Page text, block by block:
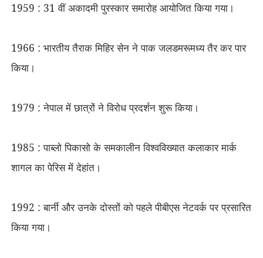
1959 : 31 वीं अकादमी पुरस्कार समारोह आयोजित किया गया।
1966 : भारतीय तैराक मिहिर सेन ने पाक जलडमरूमध्य तैर कर पार
किया।
1979 : नेपाल में छात्रों ने विरोध प्रदर्शन शुरू किया।
1985 : पाब्लो पिकासो के समकालीन विश्वविख्यात कलाकार मार्क
शागल का पेरिस में देहांत।
1992 : बार्नी और उनके दोस्तों को पहले पीबीएस नेटवर्क पर प्रसारित
किया गया।